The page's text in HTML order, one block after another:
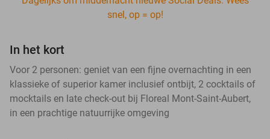
snel, op = op!
In het kort
Voor 2 personen: geniet van een fijne overnachting in een
klassieke of superior kamer inclusief ontbijt, 2 cocktails of
mocktails en late check-out bij Floreal Mont-Saint-Aubert,
in een prachtige natuurrijke omgeving